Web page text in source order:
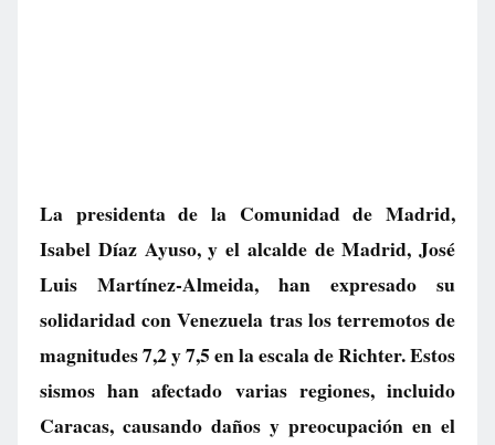
La presidenta de la Comunidad de Madrid,
Isabel Díaz Ayuso, y el alcalde de Madrid, José
Luis Martínez-Almeida, han expresado su
solidaridad con Venezuela tras los terremotos de
magnitudes 7,2 y 7,5 en la escala de Richter. Estos
sismos han afectado varias regiones, incluido
Caracas, causando daños y preocupación en el